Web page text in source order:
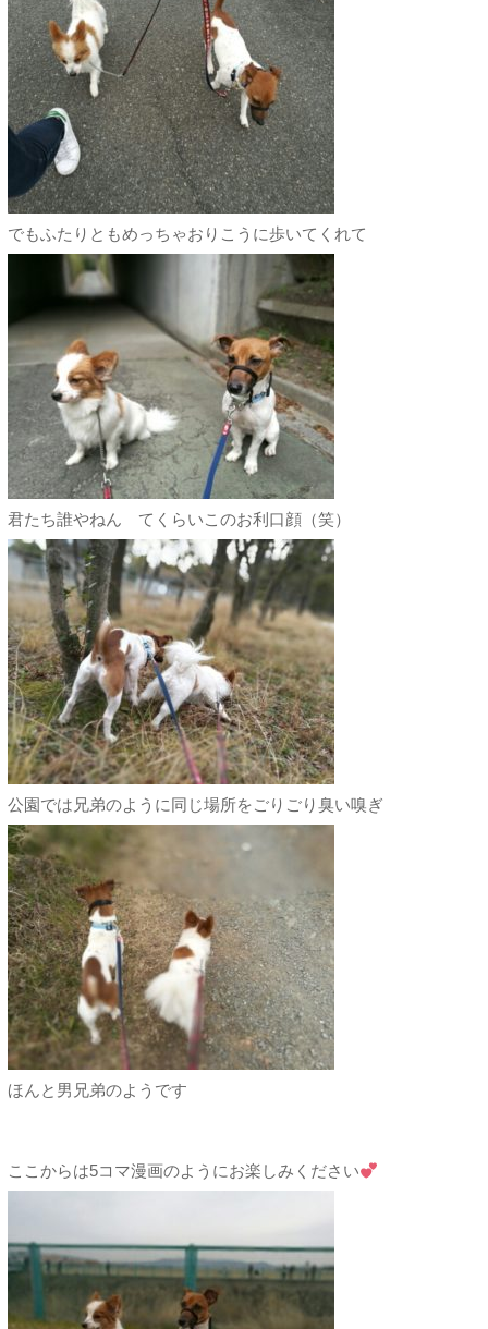
でもふたりともめっちゃおりこうに歩いてくれて
君たち誰やねん てくらいこのお利口顔（笑）
公園では兄弟のように同じ場所をごりごり臭い嗅ぎ
ほんと男兄弟のようです
ここからは5コマ漫画のようにお楽しみください